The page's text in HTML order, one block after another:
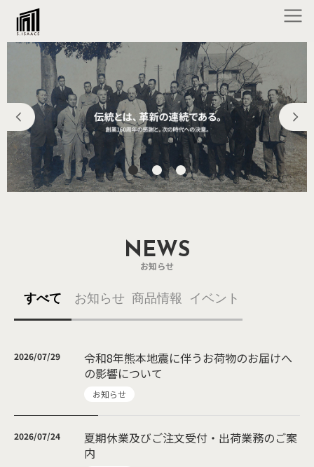
NEWS
お知らせ
すべて お知らせ 商品情報 イベント
2026/07/29
令和8年熊本地震に伴うお荷物のお届けへ
の影響について
お知らせ
2026/07/24
夏期休業及びご注文受付・出荷業務のご案
内